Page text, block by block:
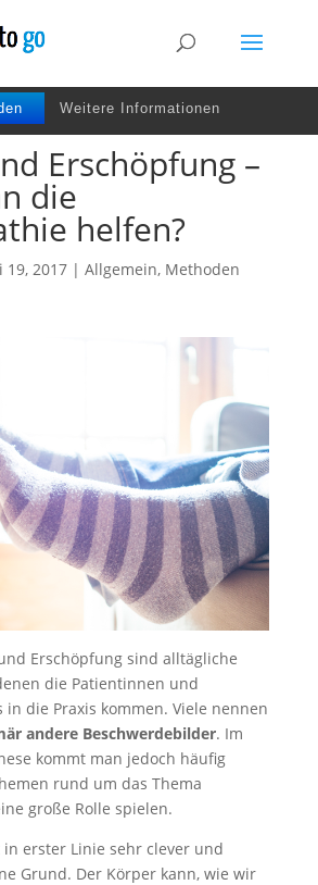
Cookies um die Nutzerfreundlichkeit
zu verbessen. Durch Deinen Besuch
Weitere Informationen
Erschöpfung –
die
helfen?
19, 2017| Allgemein, Methoden
Erschöpfung sind alltägliche
die Patientinnen und
in die Praxis kommen. Viele nennen
andere Beschwerdebilder. Im
kommt man jedoch häufig
rund um das Thema
große Rolle spielen.
erster Linie sehr clever und
Grund. Der Körper kann, wie wir